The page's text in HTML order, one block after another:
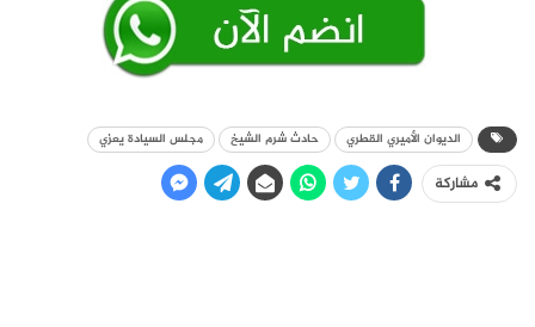
الديوان الأميري القطري حادث شرم الشيخ مجلس السيادة يعزي
مشاركة